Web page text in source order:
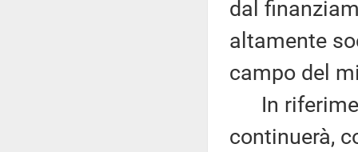
dal
altamente
campo del
In
continuerà,